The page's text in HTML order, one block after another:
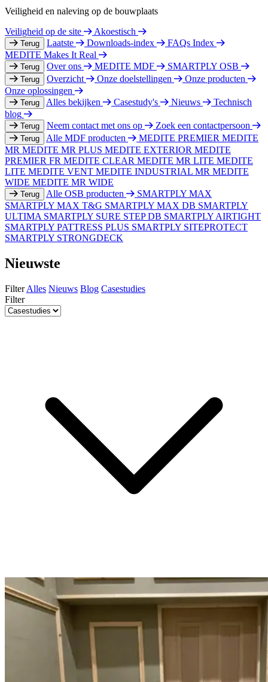
Veiligheid en naleving op de bouwplaats
Veiligheid op de site
Akoestisch
Terug Laatste Downloads-index
FAQs Index
MEDITE Makes It Real
Terug Over ons MEDITE MDF SMARTPLY OSB
Terug Overzicht Onze doelstellingen
Onze producten
Onze oplossingen
Terug Alles bekijken Casestudy's Nieuws
Technisch
blog
Terug Neem contact met ons op Zoek een contactpersoon
Terug Alle MDF producten MEDITE PREMIER MEDITE
MR MEDITE MR PLUS MEDITE EXTERIOR MEDITE
PREMIER FR MEDITE CLEAR MEDITE MR LITE MEDITE
LITE MEDITE VENT MEDITE INDUSTRIAL MR MEDITE
WIDE MEDITE MR WIDE
Terug Alle OSB producten
SMARTPLY MAX
SMARTPLY MAX T&G SMARTPLY MAX DB SMARTPLY
ULTIMA SMARTPLY SURE STEP DB SMARTPLY AIRTIGHT
SMARTPLY PATTRESS PLUS SMARTPLY SITEPROTECT
SMARTPLY STRONGDECK
Nieuwste
Filter Alles Nieuws Blog Casestudies
Filter